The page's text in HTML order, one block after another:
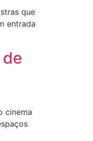
que
entrada
cinema